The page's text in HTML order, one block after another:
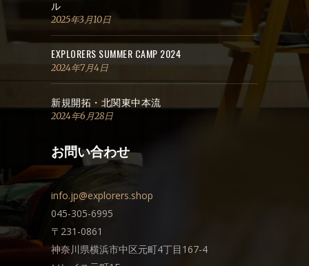
ル
2025年3月10日
EXPLORERS SUMMER CAMP 2024
2024年7月4日
新規開拓・北関東中本流
2024年6月28日
お問い合わせ
info.jp@explorers.shop
045-305-6995
〒231-0861
神奈川県横浜市中区元町4丁目167-4